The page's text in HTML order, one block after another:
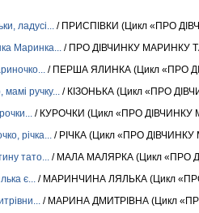
ладусі...
/ ПРИСПІВКИ (Цикл «ПРО
Маринка...
/ ПРО ДІВЧИНКУ МАРИНКУ
/ ПЕРША ЯЛИНКА (Цикл «ПРО
ручку...
/ КІЗОНЬКА (Цикл «ПРО
/ КУРОЧКИ (Цикл «ПРО ДІВЧИНКУ
річка...
/ РІЧКА (Цикл «ПРО
тато...
/ МАЛА МАЛЯРКА (Цикл «ПРО
є...
/ МАРИНЧИНА ЛЯЛЬКА (Цикл
/ МАРИНА ДМИТРІВНА (Цикл